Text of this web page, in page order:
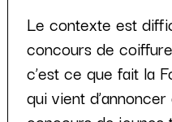
Le contexte est
concours de
c’est ce que fait la
qui vient